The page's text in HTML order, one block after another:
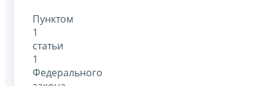
Пунктом
1
статьи
1
Федерального